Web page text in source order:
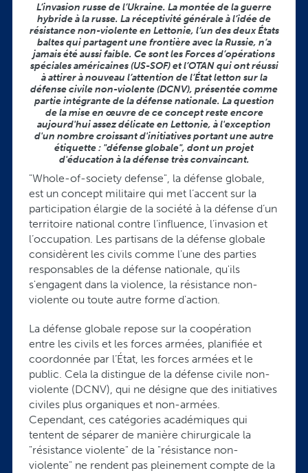
L’invasion russe de l’Ukraine. La montée de la guerre
hybride à la russe. La réceptivité générale à l’idée de
résistance non-violente en Lettonie, l’un des deux États
baltes qui partagent une frontière avec la Russie, n’a
jamais été aussi faible. Ce sont les Forces d’opérations
spéciales américaines (US-SOF) et l’OTAN qui ont réussi
à attirer à nouveau l’attention de l’État letton sur la
défense civile non-violente (DCNV), présentée comme
partie intégrante de la défense nationale. La question
de la mise en œuvre de ce concept reste encore
aujourd'hui assez délicate en Lettonie, à l'exception
d'un nombre croissant d'initiatives portant une autre
étiquette : "défense globale", dont un projet
d'éducation à la défense très convaincant.
"Whole-of-society defense", la défense globale,
est un concept militaire qui met l’accent sur la
participation élargie de la société à la défense d’un
territoire national contre l’influence, l’invasion et
l’occupation. Les partisans de la défense globale
considèrent les civils comme l'une des parties
responsables de la défense nationale, qu'ils
s'engagent dans la violence, la résistance non-
violente ou toute autre forme d'action.
La défense globale repose sur la coopération
entre les civils et les forces armées, planifiée et
coordonnée par l’État, les forces armées et le
public. Cela la distingue de la défense civile non-
violente (DCNV), qui ne désigne que des initiatives
civiles plus organiques et non-armées.
Cependant, ces catégories académiques qui
tentent de séparer de manière chirurgicale la
"résistance violente" de la "résistance non-
violente" ne rendent pas pleinement compte de la